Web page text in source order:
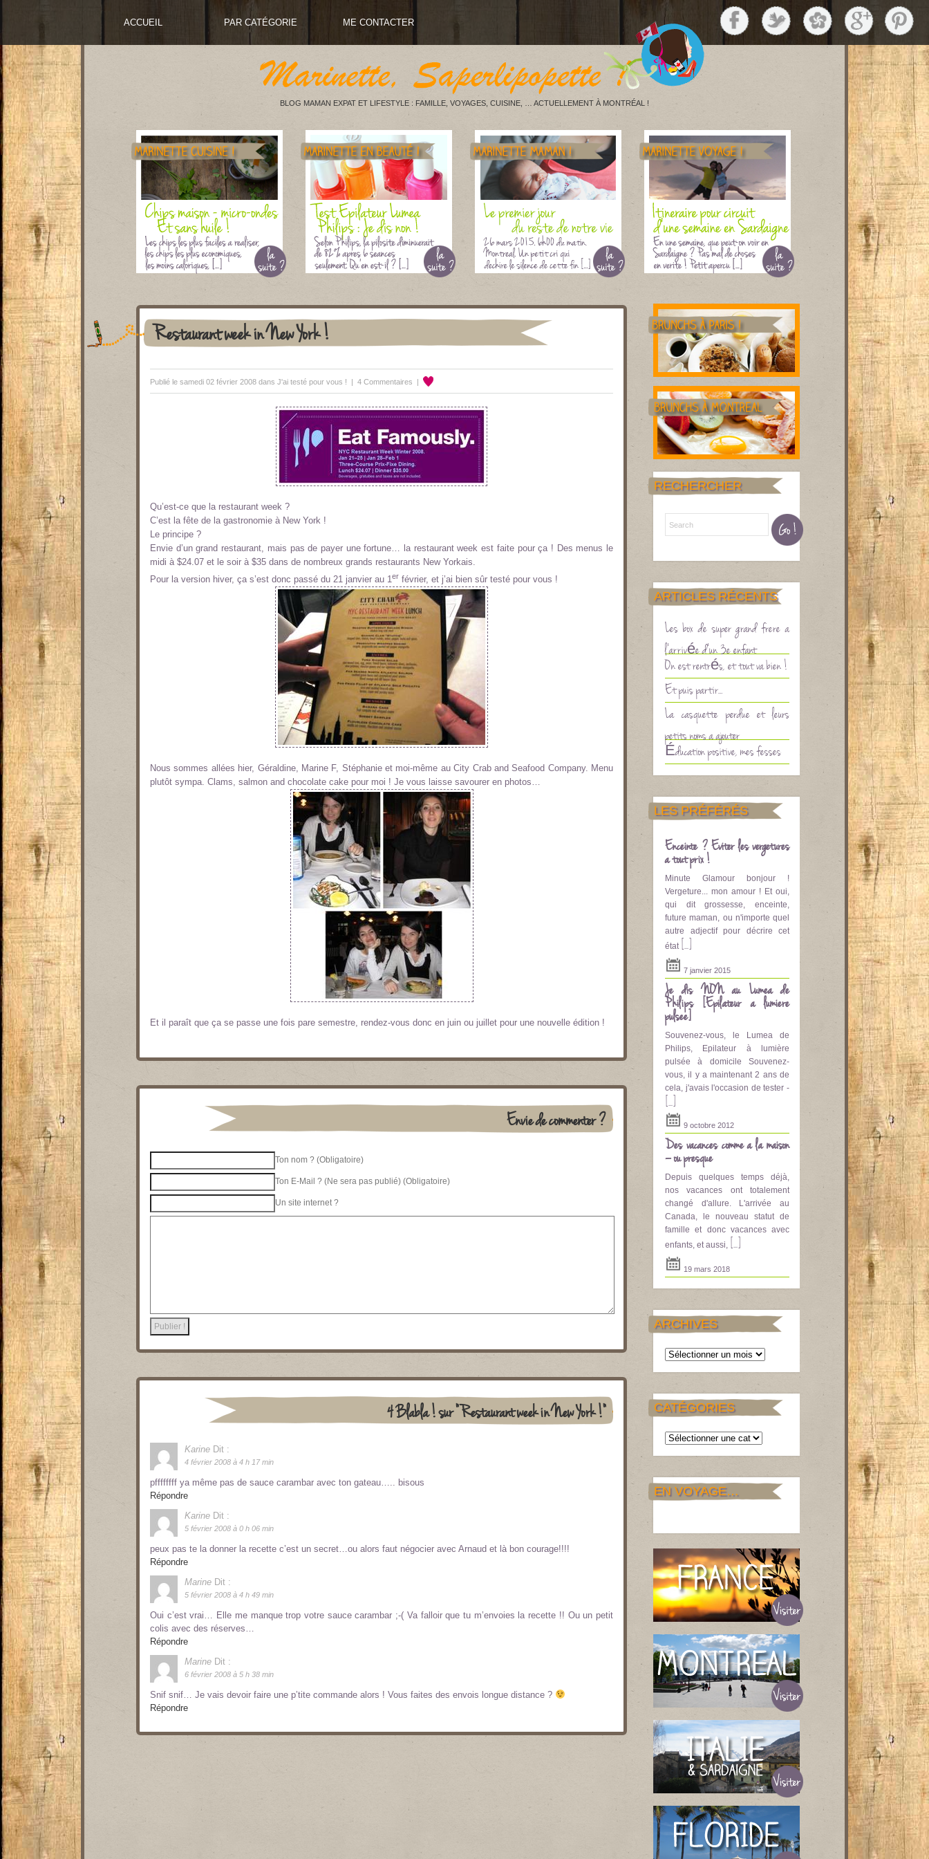
ACCUEIL PAR CATÉGORIE ME CONTACTER
BLOG MAMAN EXPAT ET LIFESTYLE : FAMILLE, VOYAGES, CUISINE, … ACTUELLEMENT À MONTRÉAL !
Restaurant week in New York !
Publié le samedi 02 février 2008 dans J'ai testé pour vous ! | 4 Commentaires |
Qu’est-ce que la restaurant week ?
C’est la fête de la gastronomie à New York !
Le principe ?
Envie d’un grand restaurant, mais pas de payer une fortune… la restaurant week est faite pour ça ! Des menus le
midi à $24.07 et le soir à $35 dans de nombreux grands restaurants New Yorkais.
Pour la version hiver, ça s’est donc passé du 21 janvier au 1er février, et j’ai bien sûr testé pour vous !
Nous sommes allées hier, Géraldine, Marine F, Stéphanie et moi-même au City Crab and Seafood Company. Menu
plutôt sympa. Clams, salmon and chocolate cake pour moi ! Je vous laisse savourer en photos…
Et il paraît que ça se passe une fois pare semestre, rendez-vous donc en juin ou juillet pour une nouvelle édition !
Envie de commenter ?
Ton nom ? (Obligatoire)
Ton E-Mail ? (Ne sera pas publié) (Obligatoire)
Un site internet ?
4 Blabla ! sur "Restaurant week in New York !"
Karine Dit :
4 février 2008 à 4 h 17 min
pffffffff ya même pas de sauce carambar avec ton gateau….. bisous
Répondre
Karine Dit :
5 février 2008 à 0 h 06 min
peux pas te la donner la recette c’est un secret…ou alors faut négocier avec Arnaud et là bon courage!!!!
Répondre
Marine Dit :
5 février 2008 à 4 h 49 min
Oui c’est vrai… Elle me manque trop votre sauce carambar ;-( Va falloir que tu m’envoies la recette !! Ou un petit
colis avec des réserves…
Répondre
Marine Dit :
6 février 2008 à 5 h 38 min
Snif snif… Je vais devoir faire une p’tite commande alors ! Vous faites des envois longue distance ?
Répondre
RECHERCHER
ARTICLES RÉCENTS
Les box de super grand frère à
l’arrivée d’un 3è enfant
On est rentrés, et tout va bien !
Et puis partir…
La casquette perdue et leurs
Éducation positive, mes fesses
LES PRÉFÉRÉS
Enceinte ? Eviter les vergetures
à tout prix !
Minute Glamour bonjour !
Vergeture... mon amour ! Et oui,
qui dit grossesse, enceinte,
future maman, ou n'importe quel
autre adjectif pour décrire cet
état [...]
7 janvier 2015
Je dis NON au Lumea de
Philips [Epilateur a lumière
pulsee]
Souvenez-vous, le Lumea de
Philips, Epilateur à lumière
pulsée à domicile Souvenez-
vous, il y a maintenant 2 ans de
cela, j'avais l'occasion de tester -
[...]
9 octobre 2012
Des vacances comme à la maison
– ou presque
Depuis quelques temps déjà,
nos vacances ont totalement
changé d'allure. L'arrivée au
Canada, le nouveau statut de
famille et donc vacances avec
enfants, et aussi, [...]
19 mars 2018
ARCHIVES
Archives
CATÉGORIES
Catégories
EN VOYAGE…